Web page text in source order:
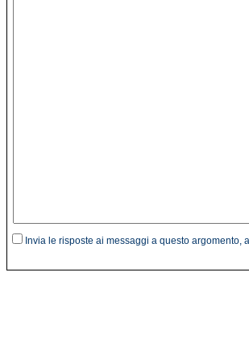
Invia le risposte ai messaggi a questo argomento,